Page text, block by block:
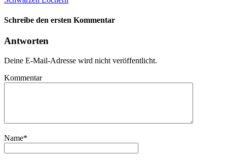
Schreibe den ersten Kommentar
Antworten
Deine E-Mail-Adresse wird nicht veröffentlicht.
Kommentar
Name*